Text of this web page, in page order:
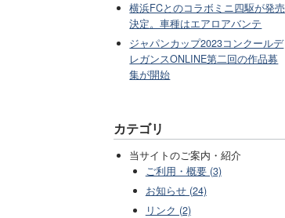
横浜FCとのコラボミニ四駆が発売
決定。車種はエアロアバンテ
ジャパンカップ2023コンクールデ
レガンスONLINE第二回の作品募
集が開始
カテゴリ
当サイトのご案内・紹介
ご利用・概要 (3)
お知らせ (24)
リンク (2)